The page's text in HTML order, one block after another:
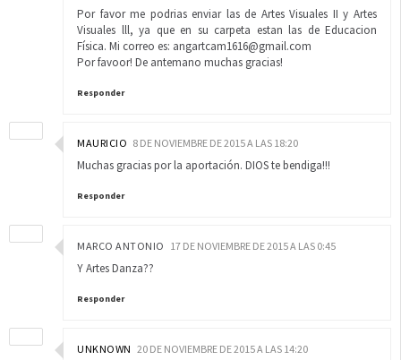
Por favor me podrias enviar las de Artes Visuales II y Artes
Visuales lll, ya que en su carpeta estan las de Educacion
Física. Mi correo es: angartcam1616@gmail.com
Por favoor! De antemano muchas gracias!
Responder
MAURICIO 8 DE NOVIEMBRE DE 2015 A LAS 18:20
Muchas gracias por la aportación. DIOS te bendiga!!!
Responder
MARCO ANTONIO 17 DE NOVIEMBRE DE 2015 A LAS 0:45
Y Artes Danza??
Responder
UNKNOWN 20 DE NOVIEMBRE DE 2015 A LAS 14:20